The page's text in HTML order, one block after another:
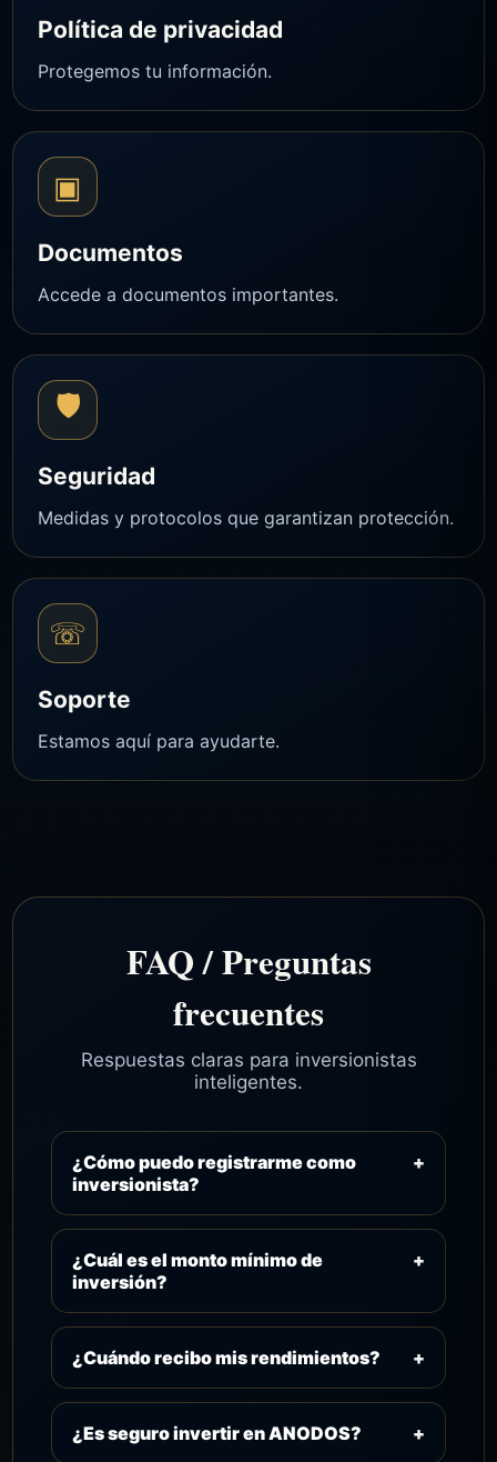
Política de privacidad
Protegemos tu información.
▣
Documentos
Accede a documentos importantes.
🛡
Seguridad
Medidas y protocolos que garantizan protección.
☏
Soporte
Estamos aquí para ayudarte.
FAQ / Preguntas
frecuentes
Respuestas claras para inversionistas
inteligentes.
¿Cómo puedo registrarme como
inversionista?
+
Ingresa al botón “Inversionista” y accede
a la plataforma segura de Capital
Sanodos.
¿Cuál es el monto mínimo de
inversión?
+
El monto puede configurarse según los
planes activos del ecosistema.
¿Cuándo recibo mis rendimientos?
+
El sistema trabaja con resultados
programados y seguimiento dentro de la
¿Es seguro invertir en ANODOS? +